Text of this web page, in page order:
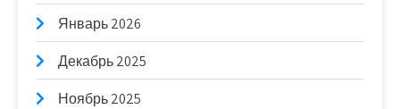
Январь 2026
Декабрь 2025
Ноябрь 2025